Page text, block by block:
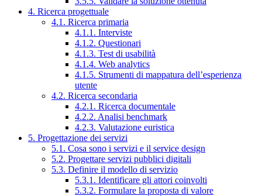
4. Ricerca progettuale
4.1. Ricerca primaria
4.1.1. Interviste
4.1.2. Questionari
4.1.3. Test di usabilità
4.1.4. Web analytics
4.1.5. Strumenti di mappatura dell’esperienza
utente
4.2. Ricerca secondaria
4.2.1. Ricerca documentale
4.2.2. Analisi benchmark
4.2.3. Valutazione euristica
5. Progettazione dei servizi
5.1. Cosa sono i servizi e il service design
5.2. Progettare servizi pubblici digitali
5.3. Definire il modello di servizio
5.3.1. Identificare gli attori coinvolti
5.3.2. Formulare la proposta di valore